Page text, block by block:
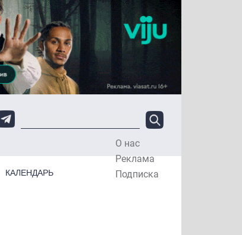
О нас
Реклама
Подписка
КАЛЕНДАРЬ